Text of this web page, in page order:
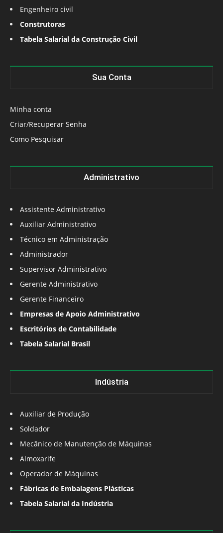
Engenheiro civil
Construtoras
Tabela Salarial da Construção Civil
Sua Conta
Minha conta
Criar/Recuperar Senha
Como Pesquisar
Administrativo
Assistente Administrativo
Auxiliar Administrativo
Técnico em Administração
Administrador
Supervisor Administrativo
Gerente Administrativo
Gerente Financeiro
Empresas de Apoio Administrativo
Escritórios de Contabilidade
Tabela Salarial Brasil
Indústria
Auxiliar de Produção
Soldador
Mecânico de Manutenção de Máquinas
Almoxarife
Operador de Máquinas
Fábricas de Embalagens Plásticas
Tabela Salarial da Indústria